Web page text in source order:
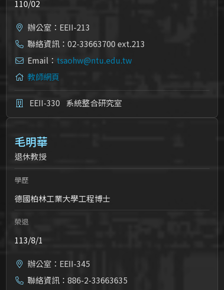
110/02
辦公室：EEII-213
聯絡資訊：02-33663700 ext.213
Email： tsaohw@ntu.edu.tw
教師網頁
EEII-330 系統整合研究室
毛明華
退休教授
學歷
德國柏林工業大學工程博士
榮退
113/8/1
辦公室：EEII-345
聯絡資訊：886-2-33663635